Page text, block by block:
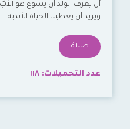
أن يعرف الولد أنّ يسوع هو
ويريد أن يعطينا الحياة الأبدية.
صلاة
عدد التحميلات: ١١٨